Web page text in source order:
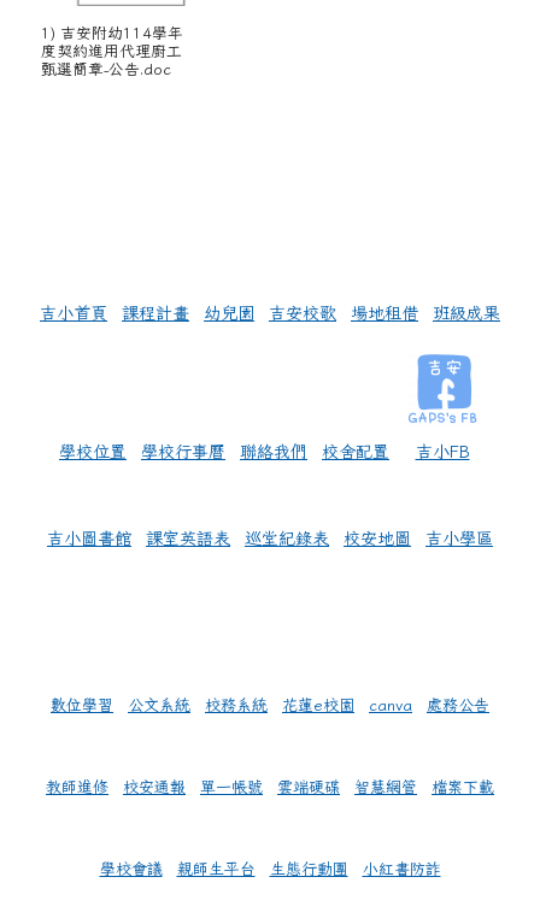
1) 吉安附幼114學年
度契約進用代理廚工
甄選簡章-公告.doc
吉小首頁 課程計畫 幼兒園 吉安校歌 場地租借 班級成果
學校位置 學校行事曆 聯絡我們 校舍配置 吉小FB
吉小圖書館 課室英語表 巡堂紀錄表 校安地圖 吉小學區
數位學習 公文系統 校務系統 花蓮e校園 canva 處務公告
教師進修 校安通報 單一帳號 雲端硬碟 智慧網管 檔案下載
學校會議 親師生平台 生態行動團 小紅書防詐